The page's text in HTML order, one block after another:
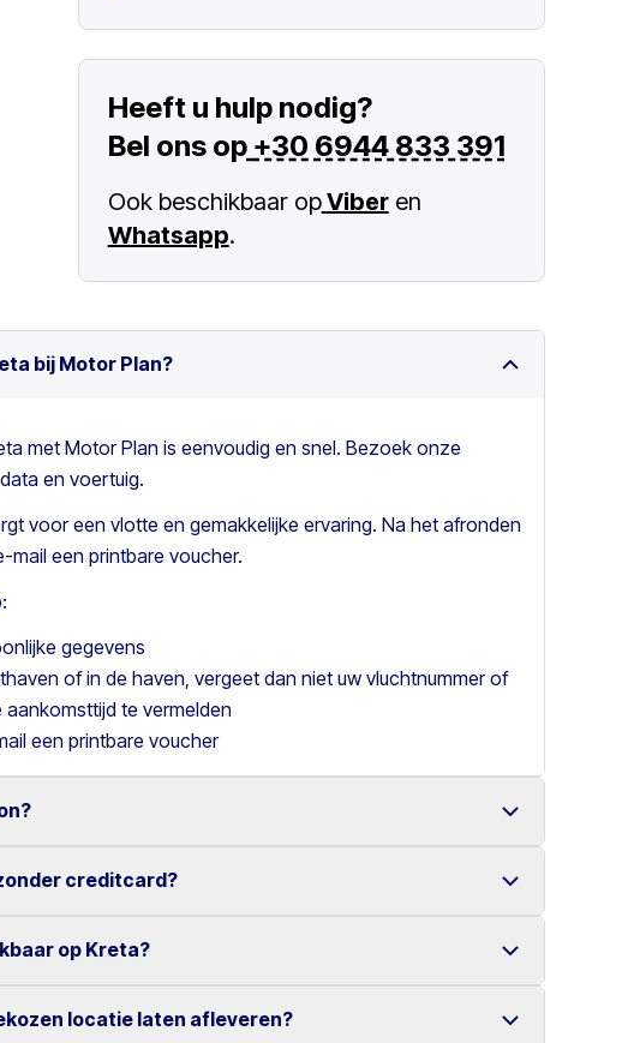
Heeft u hulp nodig?
Bel ons op +30 6944 833 391
Ook beschikbaar opViber en
Whatsapp.
bij Motor Plan?
met Motor Plan is eenvoudig en snel. Bezoek onze
en voertuig.
voor een vlotte en gemakkelijke ervaring. Na het afronden
mail een printbare voucher.
gegevens
of in de haven, vergeet dan niet uw vluchtnummer of
te vermelden
een printbare voucher
met een ruime keuze aan betrouwbare voertuigen.
online reservering maken het huren van een auto
creditcard?
zonder creditcard.
geniet u van een zorgeloze huurervaring.
op Kreta?
op verschillende locaties verspreid over Kreta.
locatie laten afleveren?